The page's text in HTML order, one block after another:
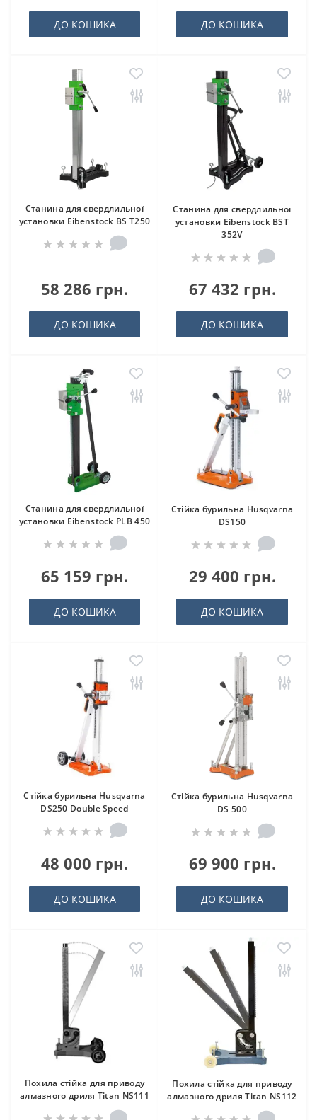
ДО КОШИКА ДО КОШИКА
Станина для свердлильної
установки Eibenstock BS T250
58 286 грн.
ДО КОШИКА
Станина для свердлильної
установки Eibenstock BST
352V
67 432 грн.
ДО КОШИКА
Станина для свердлильної
установки Eibenstock PLB 450
65 159 грн.
ДО КОШИКА
Стійка бурильна Husqvarna
DS150
29 400 грн.
ДО КОШИКА
Стійка бурильна Husqvarna
DS250 Double Speed
48 000 грн.
ДО КОШИКА
Стійка бурильна Husqvarna
DS 500
69 900 грн.
ДО КОШИКА
Похила стійка для приводу
алмазного дриля Titan NS111
Похила стійка для приводу
алмазного дриля Titan NS112